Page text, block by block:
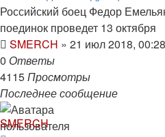
Российский боец Федор
поединок проведет 13 октября
SMERCH » 21 июл 2018, 00:28
0 Ответы
4115Просмотры
Последнее сообщение
SMERCH